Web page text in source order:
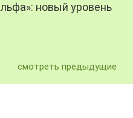
новый уровень
смотреть предыдущие